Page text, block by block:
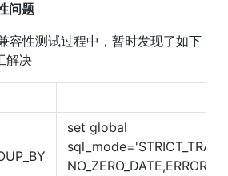
问题
容性测试过程中，暂时发现了如下
解决
set global